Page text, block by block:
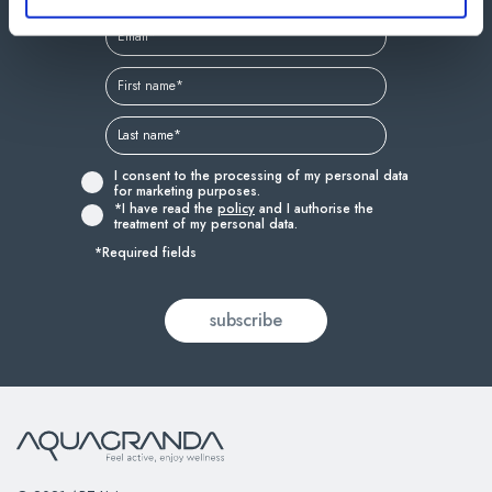
I consent to the processing of my personal data
for marketing purposes.
*I have read the policy and I authorise the
treatment of my personal data.
*Required fields